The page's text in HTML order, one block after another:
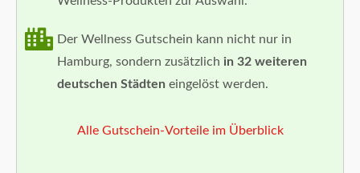
Der Wellness Gutschein kann nicht nur in
Hamburg, sondern zusätzlich in 32 weiteren
deutschen Städten eingelöst werden.
Alle Gutschein-Vorteile im Überblick